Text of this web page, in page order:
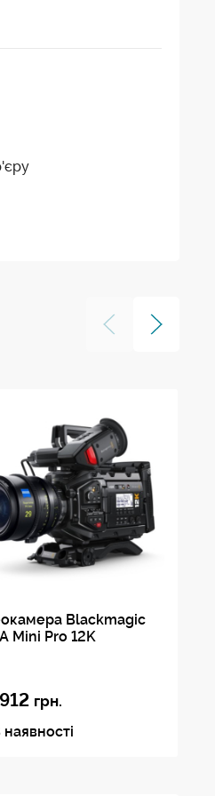
Blackmagic
Mini Pro 12K
грн.
наявності